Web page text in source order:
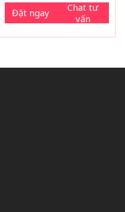
Đặt ngay
Chat tư
vấn